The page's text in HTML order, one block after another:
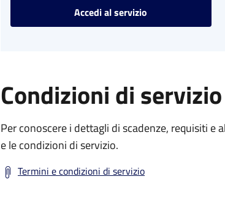
Accedi al servizio
Condizioni di servizio
Per conoscere i dettagli di scadenze, requisiti
e le condizioni di servizio.
Termini e condizioni di servizio